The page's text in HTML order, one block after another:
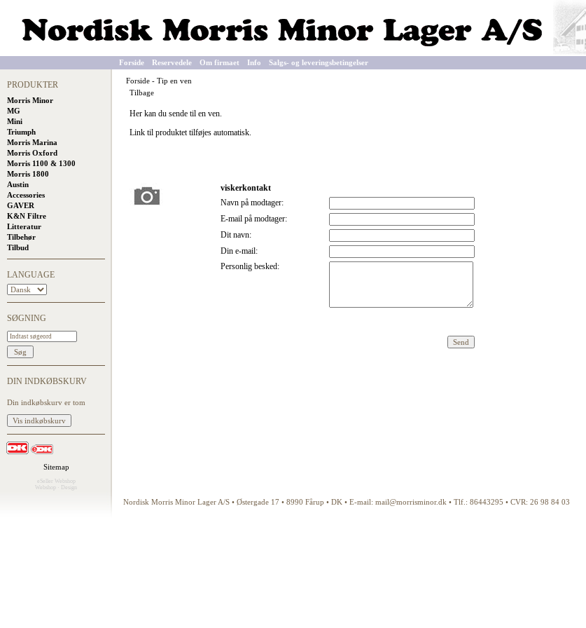
Forside Reservedele Om firmaet Info Salgs- og leveringsbetingelser
PRODUKTER
Morris Minor
MG
Mini
Triumph
Morris Marina
Morris Oxford
Morris 1100 & 1300
Morris 1800
Austin
Accessories
GAVER
K&N Filtre
Litteratur
Tilbehør
Tilbud
LANGUAGE
SØGNING
DIN INDKØBSKURV
Din indkøbskurv er tom
Sitemap
eSeller Webshop
Webshop
Design
Forside - Tip en ven
Tilbage
Her kan du sende til en ven.
Link til produktet tilføjes automatisk.
viskerkontakt
Navn på modtager:
E-mail på modtager:
Dit navn:
Din e-mail:
Personlig besked:
Nordisk Morris Minor Lager A/S • Østergade 17 • 8990 Fårup • DK • E-mail: mail@morrisminor.dk • Tlf.: 86443295 • CVR: 26 98 84 03